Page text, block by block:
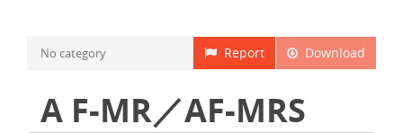
Download
Report
No category
A F-MR／AF-MRS